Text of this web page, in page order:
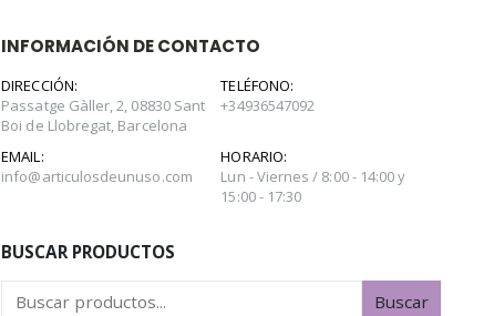
INFORMACIÓN DE CONTACTO
DIRECCIÓN:
Passatge Gàller, 2, 08830 Sant
Boi de Llobregat, Barcelona
TELÉFONO:
+34936547092
EMAIL:
info@articulosdeunuso.com
HORARIO:
Lun - Viernes / 8:00 - 14:00 y
15:00 - 17:30
BUSCAR PRODUCTOS
Buscar